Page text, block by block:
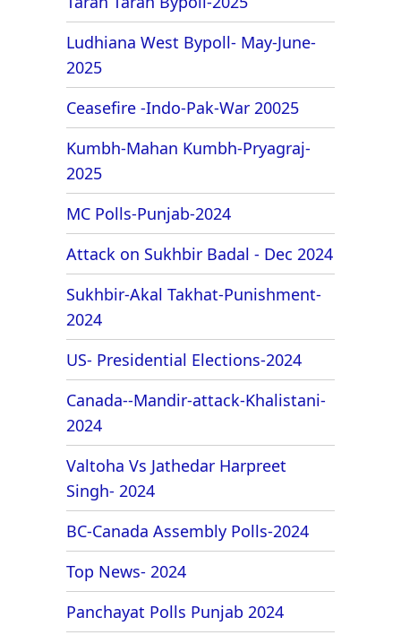
Ludhiana West Bypoll- May-June-
2025
Ceasefire -Indo-Pak-War 20025
Kumbh-Mahan Kumbh-Pryagraj-
2025
MC Polls-Punjab-2024
Attack on Sukhbir Badal - Dec 2024
Sukhbir-Akal Takhat-Punishment-
2024
US- Presidential Elections-2024
Canada--Mandir-attack-Khalistani-
2024
Valtoha Vs Jathedar Harpreet
Singh- 2024
BC-Canada Assembly Polls-2024
Top News- 2024
Panchayat Polls Punjab 2024